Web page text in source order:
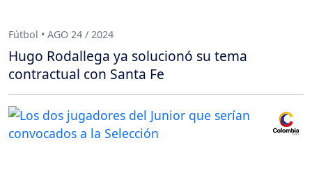
Fútbol • AGO 24 / 2024
Hugo Rodallega ya solucionó su tema
contractual con Santa Fe